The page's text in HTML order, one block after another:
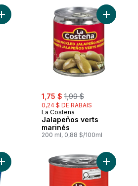
Ajouter Sauce piquante caraïbe au panier
sale:
1,75 $ , formerly:
1,99 $
0,24 $ DE RABAIS
La Costena
Jalapeños verts
marinés
200 ml, 0,88 $/100ml
Ajouter
Ajouter Arequipe, caramel au panierAjouter